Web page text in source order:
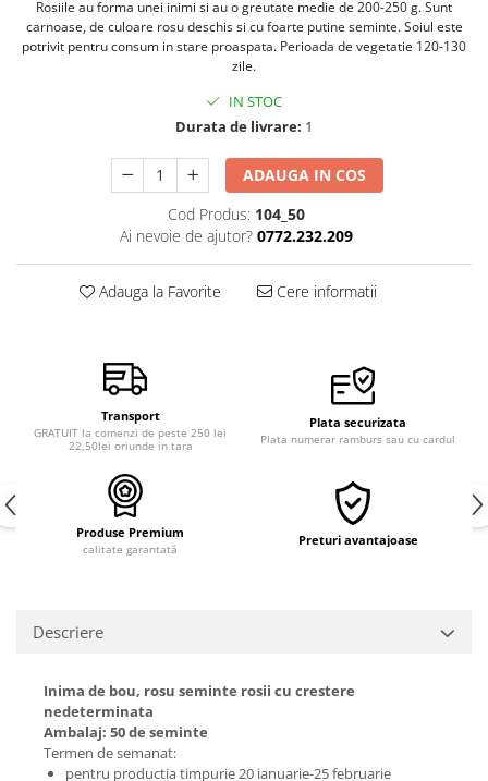
Semințe de Țelină
Rosiile au forma unei inimi si au o greutate medie de 200-250 g. Sunt
carnoase, de culoare rosu deschis si cu foarte putine seminte. Soiul este
potrivit pentru consum in stare proaspata. Perioada de vegetatie 120-130
zile.
IN STOC
Durata de livrare: 1
ADAUGA IN COS
Cod Produs: 104_50
Ai nevoie de ajutor? 0772.232.209
Adauga la Favorite Cere informatii
Transport
GRATUIT la comenzi de peste 250 lei
22,50lei oriunde in tara
Plata securizata
Plata numerar ramburs sau cu cardul
Produse Premium
calitate garantată
Preturi avantajoase
Descriere
Inima de bou, rosu seminte rosii cu crestere
nedeterminata
Ambalaj: 50 de seminte
Termen de semanat:
pentru productia timpurie 20 ianuarie-25 februarie